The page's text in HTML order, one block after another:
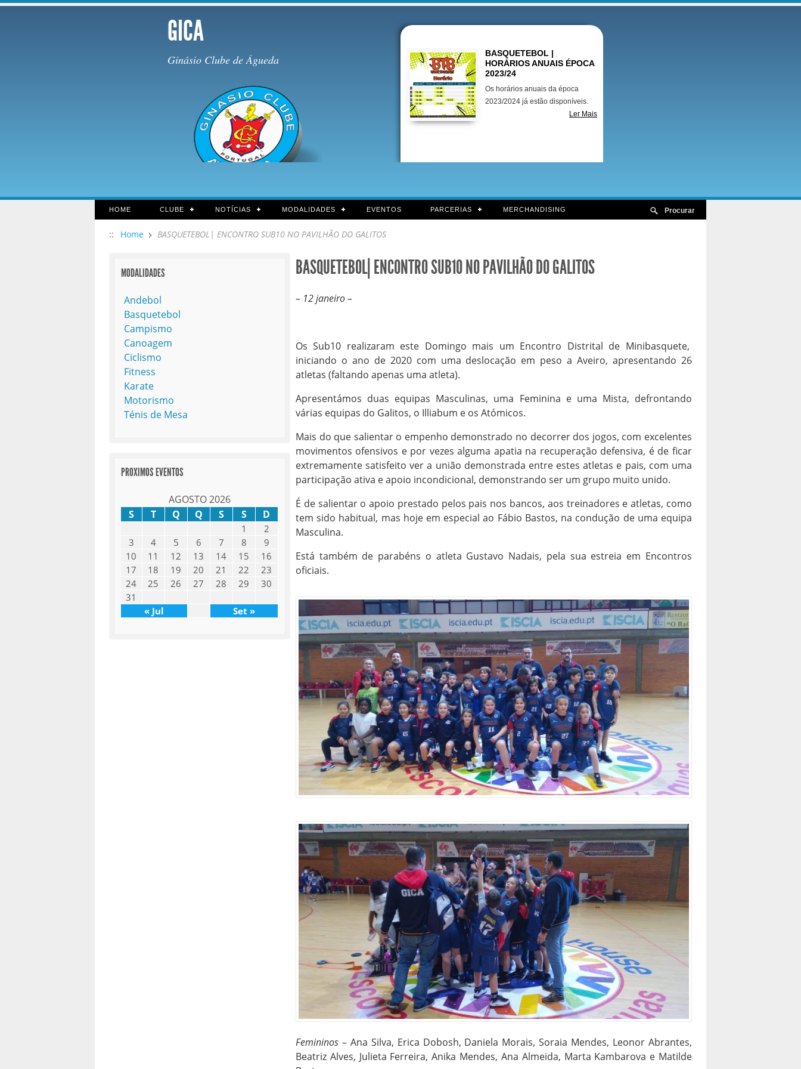
GICA
Ginásio Clube de Águeda
BASQUETEBOL |
HORÁRIOS ANUAIS ÉPOCA
2023/24
Os horários anuais da época
2023/2024 já estão disponíveis.
Ler Mais
HOME CLUBE NOTÍCIAS MODALIDADES EVENTOS PARCERIAS MERCHANDISING
:: Home BASQUETEBOL| ENCONTRO SUB10 NO PAVILHÃO DO GALITOS
BASQUETEBOL| ENCONTRO SUB10 NO PAVILHÃO DO GALITOS
– 12 janeiro –
Os Sub10 realizaram este Domingo mais um Encontro Distrital de Minibasquete,
iniciando o ano de 2020 com uma deslocação em peso a Aveiro, apresentando 26
atletas (faltando apenas uma atleta).
Apresentámos duas equipas Masculinas, uma Feminina e uma Mista, defrontando
várias equipas do Galitos, o Illiabum e os Atómicos.
Mais do que salientar o empenho demonstrado no decorrer dos jogos, com excelentes
movimentos ofensivos e por vezes alguma apatia na recuperação defensiva, é de ficar
extremamente satisfeito ver a união demonstrada entre estes atletas e pais, com uma
participação ativa e apoio incondicional, demonstrando ser um grupo muito unido.
É de salientar o apoio prestado pelos pais nos bancos, aos treinadores e atletas, como
tem sido habitual, mas hoje em especial ao Fábio Bastos, na condução de uma equipa
Masculina.
Está também de parabéns o atleta Gustavo Nadais, pela sua estreia em Encontros
oficiais.
Femininos– Ana Silva, Erica Dobosh, Daniela Morais, Soraia Mendes, Leonor Abrantes,
Beatriz Alves, Julieta Ferreira, Anika Mendes, Ana Almeida, Marta Kambarova e Matilde
MODALIDADES
Andebol
Basquetebol
Campismo
Canoagem
Ciclismo
Fitness
Karate
Motorismo
Ténis de Mesa
PROXIMOS EVENTOS
AGOSTO 2026
S
T Q Q S S D
1
2
3
4 5 6 7 8
9
10
11 12 13 14 15
16
17
18 19 20 21 22
23
24
25 26 27 28 29
30
31
« Jul
Set »